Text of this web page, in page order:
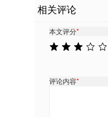
相关评论
本文评分*
评论内容*